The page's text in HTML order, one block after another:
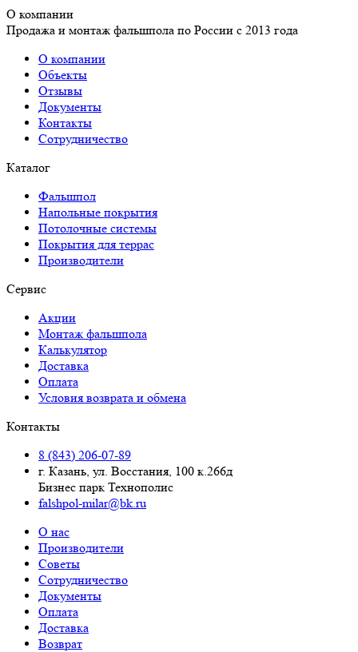
О компании
Продажа и монтаж фальшпола по России с 2013 года
О компании
Объекты
Отзывы
Документы
Контакты
Сотрудничество
Каталог
Фальшпол
Напольные покрытия
Потолочные системы
Покрытия для террас
Производители
Сервис
Акции
Монтаж фальшпола
Калькулятор
Доставка
Оплата
Условия возврата и обмена
Контакты
8 (843) 206-07-89
г. Казань, ул. Восстания, 100 к.266д
Бизнес парк Технополис
falshpol-milar@bk.ru
О нас
Производители
Советы
Сотрудничество
Документы
Оплата
Доставка
Возврат